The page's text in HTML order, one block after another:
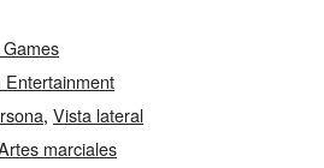
Entertainment
,Vista lateral
marciales